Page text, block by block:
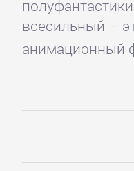
всесильный –
анимационный
Отраслевые
издания
карьера
Управление,